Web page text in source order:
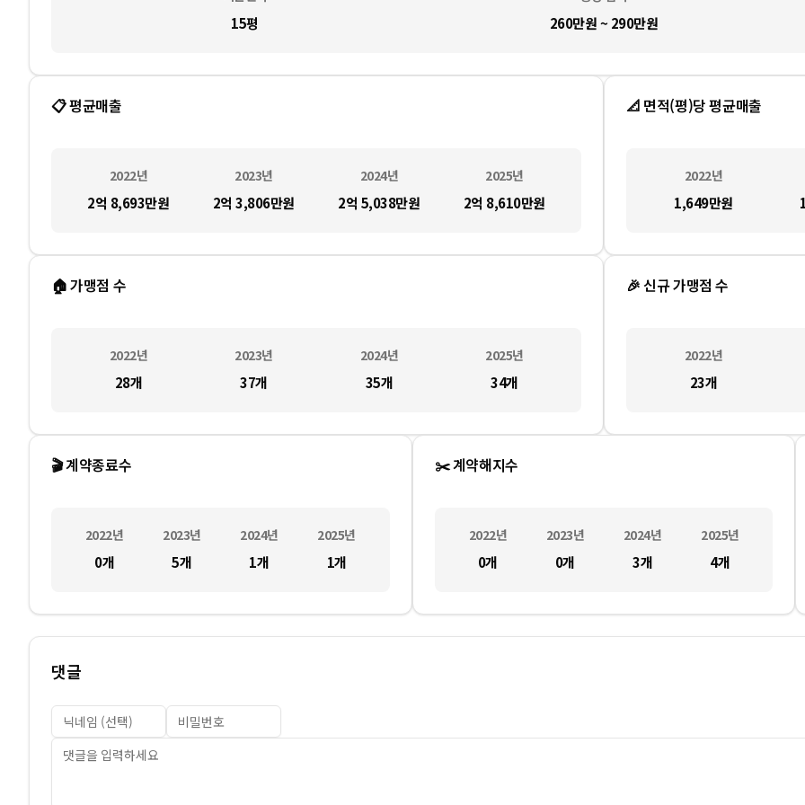
15평 260만원 ~ 290만원
📋 평균매출
2022년 2023년 2024년 2025년
2억 8,693만원 2억 3,806만원 2억 5,038만원 2억 8,610만원
📐 면적(평)당 평균매출
2022년
1,649만원
🏠 가맹점 수
2022년 2023년 2024년 2025년
28개 37개 35개 34개
🎉 신규 가맹점 수
2022년
23개
🎬 계약종료수
2022년 2023년 2024년 2025년
0개 5개 1개 1개
✂️ 계약해지수
2022년 2023년 2024년 2025년
0개 0개 3개 4개
댓글